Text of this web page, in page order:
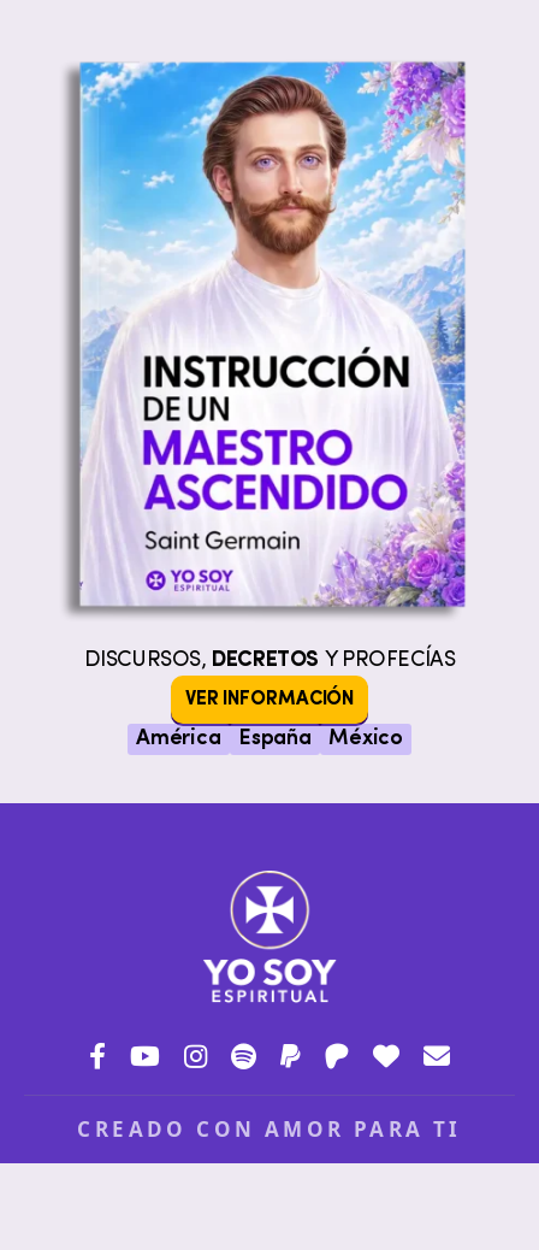
DISCURSOS, DECRETOS Y PROFECÍAS
VER INFORMACIÓN
América España México
CREADO CON AMOR PARA TI